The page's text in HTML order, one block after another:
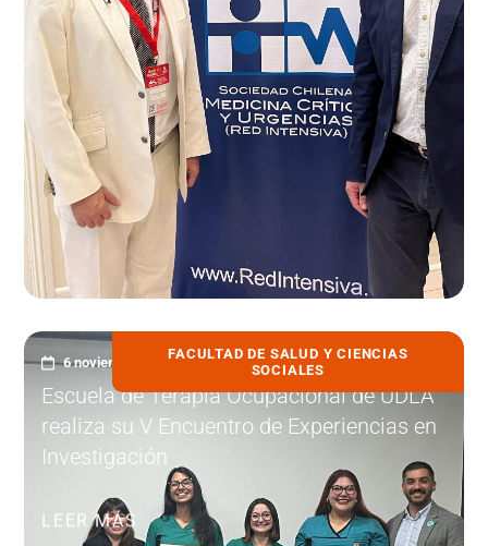
FACULTAD DE SALUD Y CIENCIAS
SOCIALES
6 noviembre, 2025
Escuela de Terapia Ocupacional de UDLA
realiza su V Encuentro de Experiencias en
Investigación
LEER MÁS